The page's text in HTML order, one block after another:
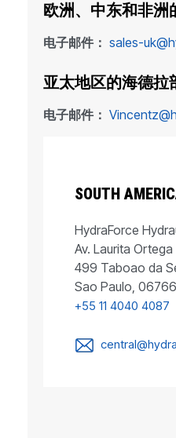
欧洲、中东和非洲
电子邮件： sales-
亚太地区的海德拉
电子邮件：
SOUTH
HydraForce
Av. Laurita Ortega
499 Taboao da
Sao Paulo,
+55 11 4040 4087